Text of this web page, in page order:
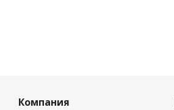
Компания